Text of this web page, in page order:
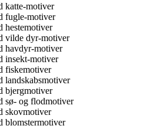
katte-motiver
fugle-motiver
hestemotiver
vilde dyr-motiver
havdyr-motiver
insekt-motiver
fiskemotiver
landskabsmotiver
bjergmotiver
sø- og flodmotiver
skovmotiver
blomstermotiver